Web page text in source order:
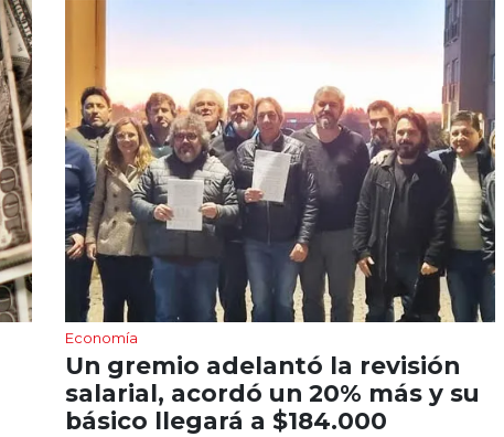
Economía
Un gremio adelantó la revisión
salarial, acordó un 20% más y su
básico llegará a $184.000